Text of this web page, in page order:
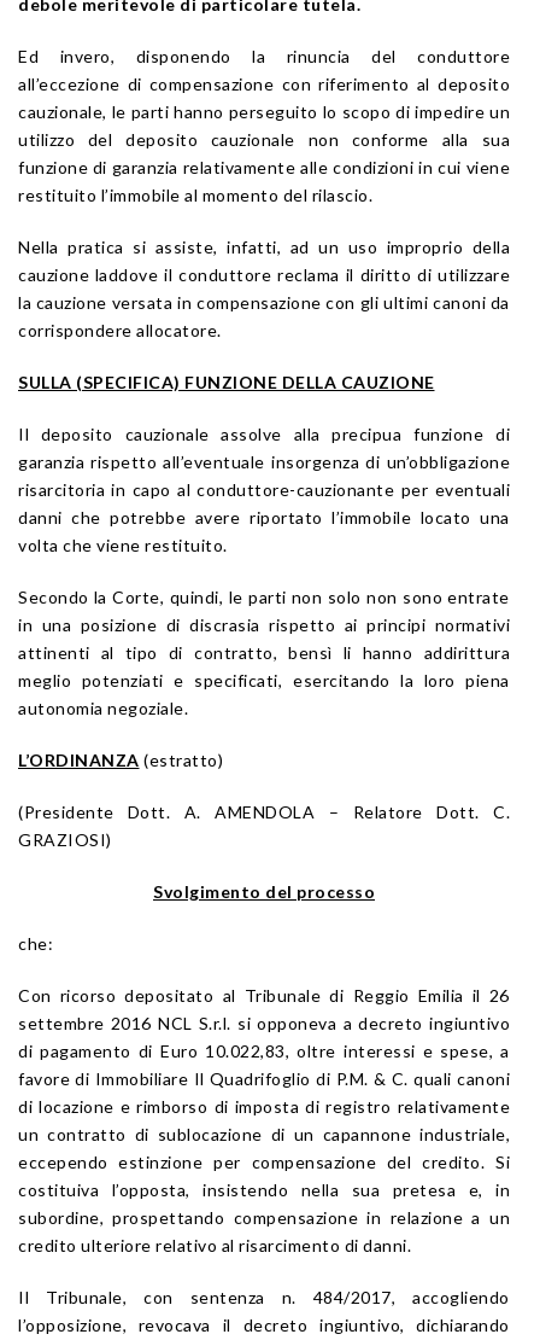
debole meritevole di particolare tutela.
Ed invero, disponendo la rinuncia del conduttore
all’eccezione di compensazione con riferimento al deposito
cauzionale, le parti hanno perseguito lo scopo di impedire un
utilizzo del deposito cauzionale non conforme alla sua
funzione di garanzia relativamente alle condizioni in cui viene
restituito l’immobile al momento del rilascio.
Nella pratica si assiste, infatti, ad un uso improprio della
cauzione laddove il conduttore reclama il diritto di utilizzare
la cauzione versata in compensazione con gli ultimi canoni da
corrispondere allocatore.
SULLA (SPECIFICA) FUNZIONE DELLA CAUZIONE
Il deposito cauzionale assolve alla precipua funzione di
garanzia rispetto all’eventuale insorgenza di un’obbligazione
risarcitoria in capo al conduttore-cauzionante per eventuali
danni che potrebbe avere riportato l’immobile locato una
volta che viene restituito.
Secondo la Corte, quindi, le parti non solo non sono entrate
in una posizione di discrasia rispetto ai principi normativi
attinenti al tipo di contratto, bensì li hanno addirittura
meglio potenziati e specificati, esercitando la loro piena
autonomia negoziale.
L’ORDINANZA (estratto)
(Presidente Dott. A. AMENDOLA – Relatore Dott. C.
GRAZIOSI)
Svolgimento del processo
che:
Con ricorso depositato al Tribunale di Reggio Emilia il 26
settembre 2016 NCL S.r.l. si opponeva a decreto ingiuntivo
di pagamento di Euro 10.022,83, oltre interessi e spese, a
favore di Immobiliare Il Quadrifoglio di P.M. & C. quali canoni
di locazione e rimborso di imposta di registro relativamente
un contratto di sublocazione di un capannone industriale,
eccependo estinzione per compensazione del credito. Si
costituiva l’opposta, insistendo nella sua pretesa e, in
subordine, prospettando compensazione in relazione a un
credito ulteriore relativo al risarcimento di danni.
Il Tribunale, con sentenza n. 484/2017, accogliendo
l’opposizione, revocava il decreto ingiuntivo, dichiarando